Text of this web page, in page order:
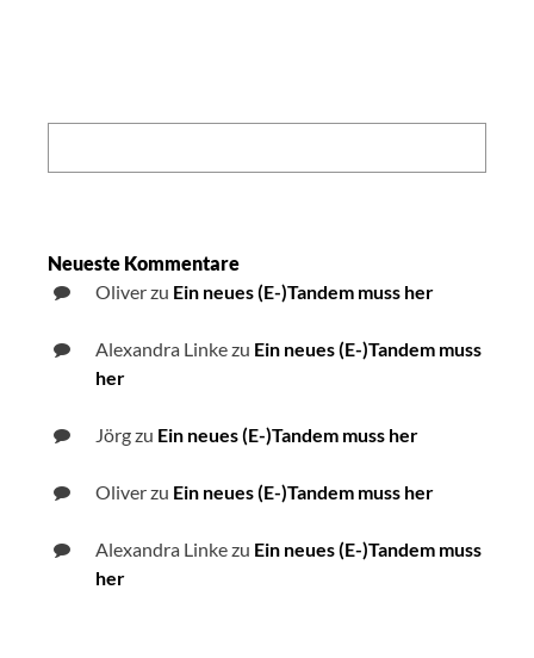
Neueste Kommentare
Oliverzu Ein neues (E-)Tandem muss her
Alexandra Linkezu Ein neues (E-)Tandem muss
her
Jörgzu Ein neues (E-)Tandem muss her
Oliverzu Ein neues (E-)Tandem muss her
Alexandra Linkezu Ein neues (E-)Tandem muss
her